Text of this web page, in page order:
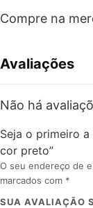
Compre na
Avaliações
Não há
Seja o primeiro
cor preto”
O seu endereço de
marcados com *
SUA AVALIAÇÃO